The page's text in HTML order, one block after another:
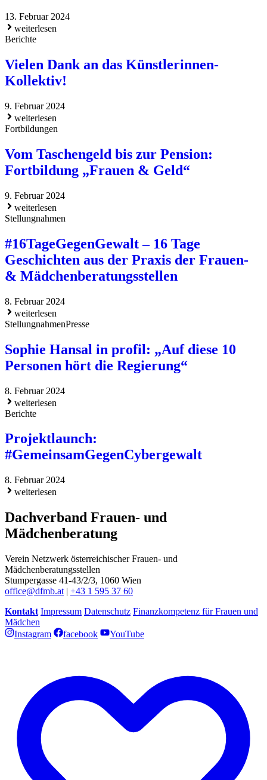
13. Februar 2024
weiterlesen
Berichte
Vielen Dank an das Künstlerinnen-
Kollektiv!
9. Februar 2024
weiterlesen
Fortbildungen
Vom Taschengeld bis zur Pension:
Fortbildung „Frauen & Geld“
9. Februar 2024
weiterlesen
Stellungnahmen
#16TageGegenGewalt – 16 Tage
Geschichten aus der Praxis der Frauen-
& Mädchenberatungsstellen
8. Februar 2024
weiterlesen
StellungnahmenPresse
Sophie Hansal in profil: „Auf diese 10
Personen hört die Regierung“
8. Februar 2024
weiterlesen
Berichte
Projektlaunch:
#GemeinsamGegenCybergewalt
8. Februar 2024
weiterlesen
Dachverband Frauen- und
Mädchenberatung
Verein Netzwerk österreichischer Frauen- und
Mädchenberatungsstellen
Stumpergasse 41-43/2/3, 1060 Wien
office@dfmb.at | +43 1 595 37 60
Kontakt Impressum Datenschutz Finanzkompetenz für Frauen und
Mädchen
Instagram
facebook YouTube